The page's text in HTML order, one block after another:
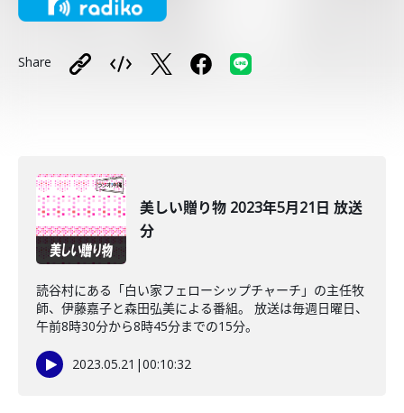
Share
美しい贈り物 2023年5月21日 放送
分
読谷村にある「白い家フェローシップチャーチ」の主任牧
師、伊藤嘉子と森田弘美による番組。 放送は毎週日曜日、
午前8時30分から8時45分までの15分。
2023.05.21 |00:10:32